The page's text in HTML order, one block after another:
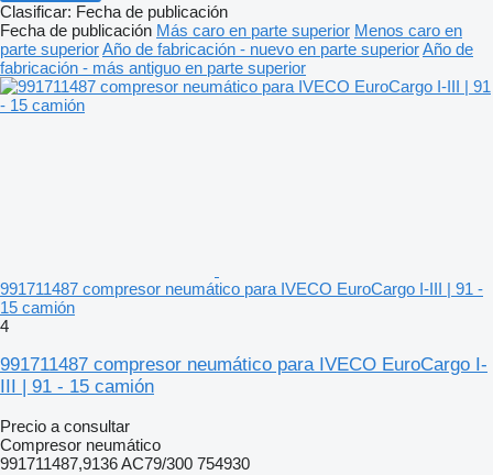
Clasificar: Fecha de publicación
Fecha de publicación Más caro en parte superior Menos caro en
parte superiorAño de fabricación - nuevo en parte superiorAño de
fabricación - más antiguo en parte superior
991711487 compresor neumático para IVECO EuroCargo I-III | 91 -
15 camión
4
991711487 compresor neumático para IVECO EuroCargo I-
III | 91 - 15 camión
Precio a consultar
Compresor neumático
991711487,9136 AC79/300 754930